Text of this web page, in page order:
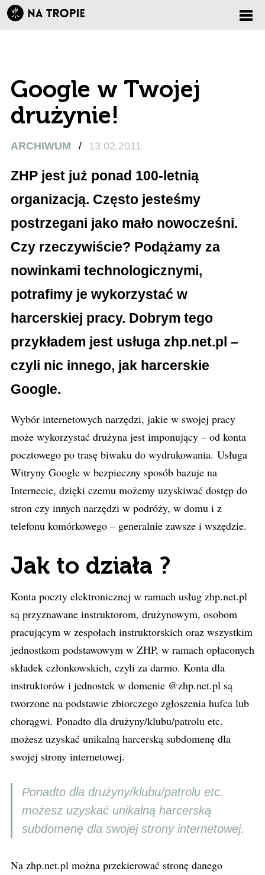
Google w Twojej
drużynie!
ARCHIWUM / 13.02.2011
ZHP jest już ponad 100-letnią
organizacją. Często jesteśmy
postrzegani jako mało nowocześni.
Czy rzeczywiście? Podążamy za
nowinkami technologicznymi,
potrafimy je wykorzystać w
harcerskiej pracy. Dobrym tego
przykładem jest usługa zhp.net.pl –
czyli nic innego, jak harcerskie
Google.
Wybór internetowych narzędzi, jakie w swojej pracy
może wykorzystać drużyna jest imponujący – od konta
pocztowego po trasę biwaku do wydrukowania. Usługa
Witryny Google w bezpieczny sposób bazuje na
Internecie, dzięki czemu możemy uzyskiwać dostęp do
stron czy innych narzędzi w podróży, w domu i z
telefonu komórkowego – generalnie zawsze i wszędzie.
Jak to działa ?
Konta poczty elektronicznej w ramach usług zhp.net.pl
są przyznawane instruktorom, drużynowym, osobom
pracującym w zespołach instruktorskich oraz wszystkim
jednostkom podstawowym w ZHP, w ramach opłaconych
składek członkowskich, czyli za darmo. Konta dla
instruktorów i jednostek w domenie @zhp.net.pl są
tworzone na podstawie zbiorczego zgłoszenia hufca lub
chorągwi. Ponadto dla drużyny/klubu/patrolu etc.
możesz uzyskać unikalną harcerską subdomenę dla
swojej strony internetowej.
Ponadto dla drużyny/klubu/patrolu etc.
możesz uzyskać unikalną harcerską
subdomenę dla swojej strony internetowej.
Na zhp.net.pl można przekierować stronę danego